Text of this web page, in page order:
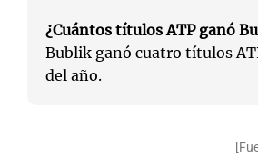
¿Cuántos títulos ATP ganó
Bublik ganó cuatro títulos
del año.